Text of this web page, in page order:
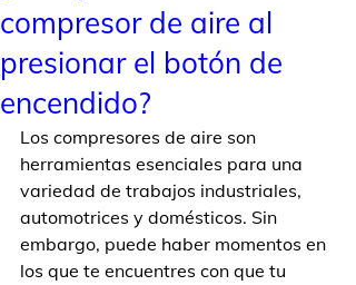
compresor de aire al
presionar el botón de
encendido?
Los compresores de aire son
herramientas esenciales para una
variedad de trabajos industriales,
automotrices y domésticos. Sin
embargo, puede haber momentos en
los que te encuentres con que tu